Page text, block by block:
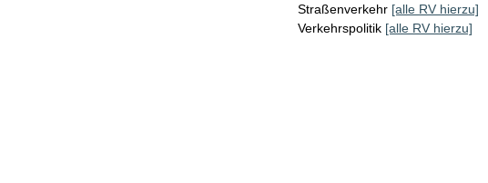
Straßenverkehr [alle RV hierzu]
Verkehrspolitik [alle RV hierzu]